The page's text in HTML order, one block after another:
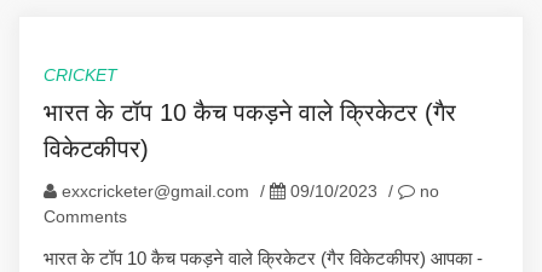
CRICKET
भारत के टॉप 10 कैच पकड़ने वाले क्रिकेटर (गैर
विकेटकीपर)
exxcricketer@gmail.com / 09/10/2023 /
no
Comments
भारत के टॉप 10 कैच पकड़ने वाले क्रिकेटर (गैर विकेटकीपर) आपका -